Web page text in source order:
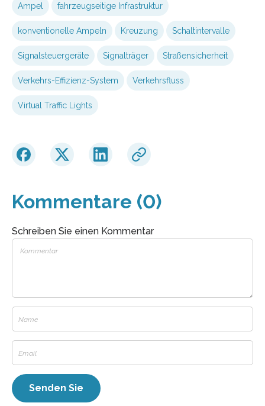
Ampel fahrzeugseitige Infrastruktur
konventionelle Ampeln Kreuzung Schaltintervalle
Signalsteuergeräte Signalträger Straßensicherheit
Verkehrs-Effizienz-System Verkehrsfluss
Virtual Traffic Lights
Kommentare (0)
Schreiben Sie einen Kommentar